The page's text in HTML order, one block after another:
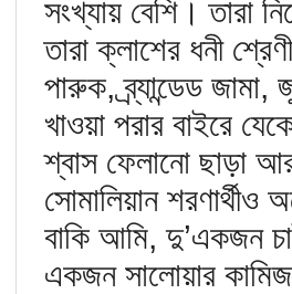
সংখ্যায় বেশি। তারা
তারা ক্লাশের ধনী
পারুক, ব্র্যান্ডেড
খাওয়া পরার বাইরে
শ্বাস ফেলানো ছাড়া
সোমালিয়ান
বাকি আমি, দু’একজন
একজন সালোয়ার